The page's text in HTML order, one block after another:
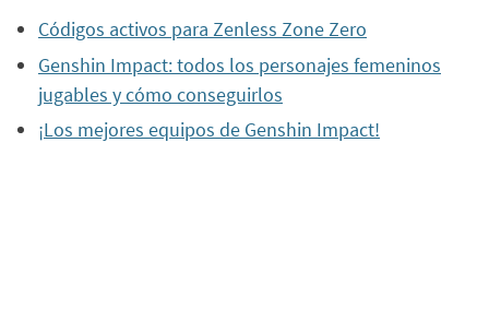
Códigos activos para Zenless Zone Zero
Genshin Impact: todos los personajes femeninos
jugables y cómo conseguirlos
¡Los mejores equipos de Genshin Impact!